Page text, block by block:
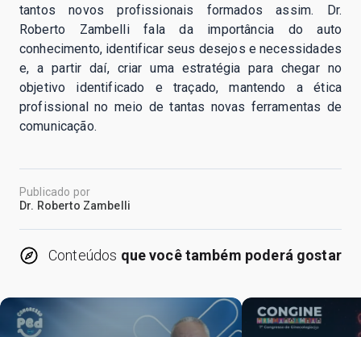
tantos novos profissionais formados assim. Dr.
Roberto Zambelli fala da importância do auto
conhecimento, identificar seus desejos e necessidades
e, a partir daí, criar uma estratégia para chegar no
objetivo identificado e traçado, mantendo a ética
profissional no meio de tantas novas ferramentas de
comunicação.
Publicado por
Dr. Roberto Zambelli
Conteúdos que você também poderá gostar